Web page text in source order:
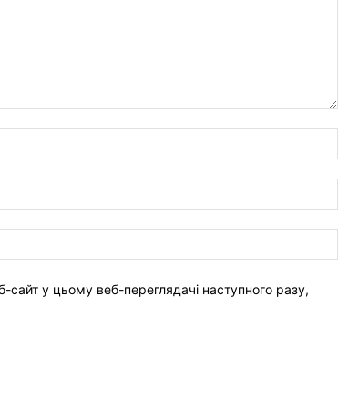
у цьому веб-переглядачі наступного разу,